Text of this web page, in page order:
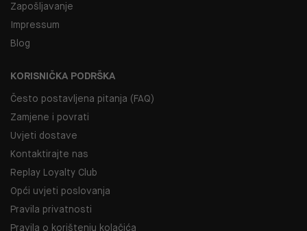
Zapošljavanje
Impressum
Blog
KORISNIČKA PODRŠKA
Često postavljena pitanja (FAQ)
Zamjene i povrati
Uvjeti dostave
Kontaktirajte nas
Replay Loyalty Club
Opći uvjeti poslovanja
Pravila privatnosti
Pravila o korištenju kolačića